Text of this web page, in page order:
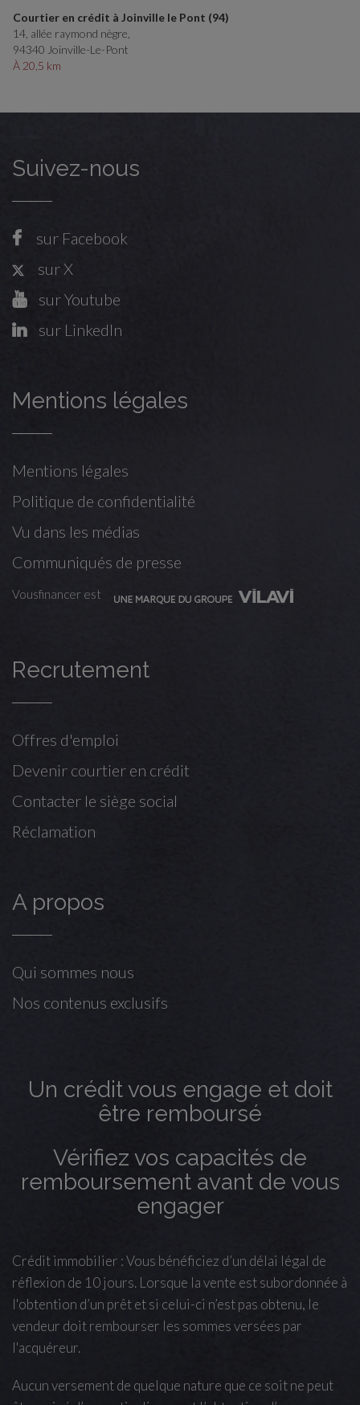
Courtier en crédit à Joinville le Pont (94)
14, allée raymond nègre,
94340 Joinville-Le-Pont
À 20,5 km
Suivez-nous
sur Facebook
sur X
sur Youtube
sur LinkedIn
Mentions légales
Mentions légales
Politique de confidentialité
Vu dans les médias
Communiqués de presse
Vousfinancer est
Recrutement
Offres d'emploi
Devenir courtier en crédit
Contacter le siège social
Réclamation
A propos
Qui sommes nous
Nos contenus exclusifs
Un crédit vous engage et doit
être remboursé
Vérifiez vos capacités de
remboursement avant de vous
engager
Crédit immobilier : Vous bénéficiez d’un délai légal de
réflexion de 10 jours. Lorsque la vente est subordonnée à
l'obtention d’un prêt et si celui-ci n’est pas obtenu, le
vendeur doit rembourser les sommes versées par
l'acquéreur.
Aucun versement de quelque nature que ce soit ne peut